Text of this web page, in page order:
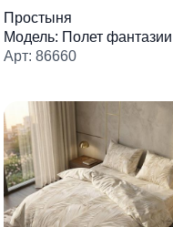
Простыня
Модель: Полет фантазии
Арт: 86660